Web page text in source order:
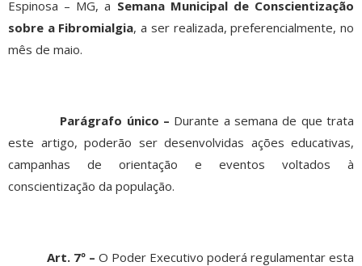
Espinosa – MG, a Semana Municipal de Conscientização
sobre a Fibromialgia, a ser realizada, preferencialmente, no
mês de maio.
Parágrafo único – Durante a semana de que trata
este artigo, poderão ser desenvolvidas ações educativas,
campanhas de orientação e eventos voltados à
conscientização da população.
Art. 7º – O Poder Executivo poderá regulamentar esta